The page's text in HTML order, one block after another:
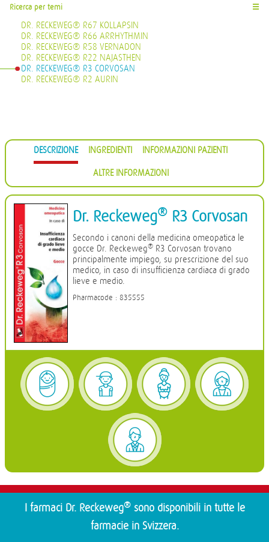
Ricerca per temi ☰
DR. RECKEWEG® R67 KOLLAPSIN
DR. RECKEWEG® R66 ARRHYTHMIN
DR. RECKEWEG® R58 VERNADON
DR. RECKEWEG® R22 NAJASTHEN
DR. RECKEWEG® R3 CORVOSAN
DR. RECKEWEG® R2 AURIN
DESCRIZIONE INGREDIENTI INFORMAZIONI PAZIENTI
ALTRE INFORMAZIONI
Dr. Reckeweg® R3 Corvosan
Secondo i canoni della medicina omeopatica le
gocce Dr. Reckeweg® R3 Corvosan trovano
principalmente impiego, su prescrizione del suo
medico, in caso di insufficienza cardiaca di grado
lieve e medio.
Pharmacode : 835555
I farmaci Dr. Reckeweg®sono disponibili in tutte le
farmacie in Svizzera.